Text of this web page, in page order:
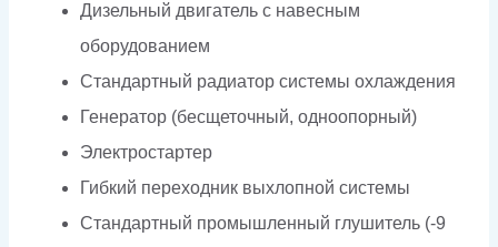
Дизельный двигатель с навесным
оборудованием
Стандартный радиатор системы охлаждения
Генератор (бесщеточный, одноопорный)
Электростартер
Гибкий переходник выхлопной системы
Стандартный промышленный глушитель (-9